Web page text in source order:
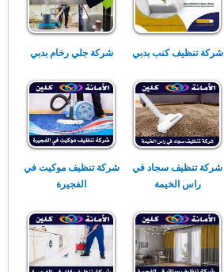
شركة تنظيف كنب بدبي شركة جلي رخام بدبي
شركة تنظيف سجاد في
راس الخيمة
شركة تنظيف موكيت في
الفجيرة